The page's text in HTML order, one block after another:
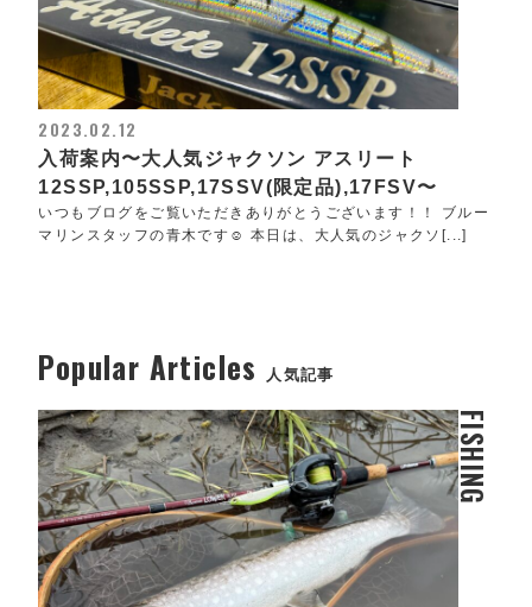
2023.02.12
入荷案内〜大人気ジャクソン アスリート
12SSP,105SSP,17SSV(限定品),17FSV〜
いつもブログをご覧いただきありがとうございます！！ ブルー
マリンスタッフの青木です☺️ 本日は、大人気のジャクソ[...]
Popular Articles 人気記事
FISHING